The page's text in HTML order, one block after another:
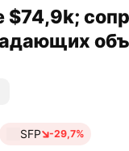
$74,9k;
SFP -29,7%